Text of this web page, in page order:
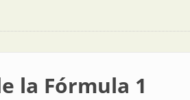
la Fórmula 1